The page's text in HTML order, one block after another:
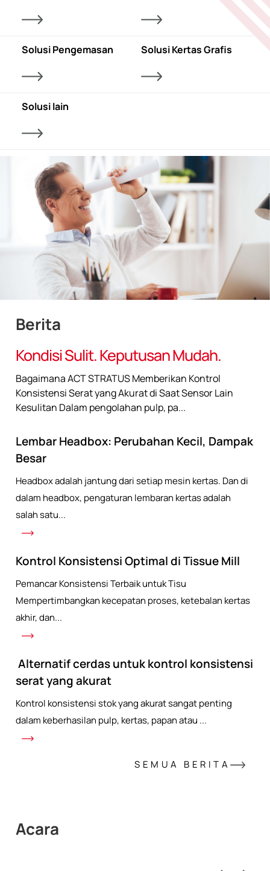
Solusi Pengemasan Solusi Kertas Grafis
Solusi lain
Berita
Kondisi Sulit. Keputusan Mudah.
Bagaimana ACT STRATUS Memberikan Kontrol
Konsistensi Serat yang Akurat di Saat Sensor Lain
Kesulitan Dalam pengolahan pulp, pa...
Lembar Headbox: Perubahan Kecil, Dampak
Besar
Headbox adalah jantung dari setiap mesin kertas. Dan di
dalam headbox, pengaturan lembaran kertas adalah
salah satu...
Kontrol Konsistensi Optimal di Tissue Mill
Pemancar Konsistensi Terbaik untuk Tisu
Mempertimbangkan kecepatan proses, ketebalan kertas
akhir, dan...
Alternatif cerdas untuk kontrol konsistensi
serat yang akurat
Kontrol konsistensi stok yang akurat sangat penting
dalam keberhasilan pulp, kertas, papan atau ...
SEMUA BERITA
Acara